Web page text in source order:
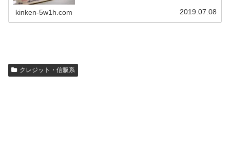
い金券をプレゼントすることにもなります。今回は、換金
kinken-5w1h.com 2019.07.08
クレジット・信販系